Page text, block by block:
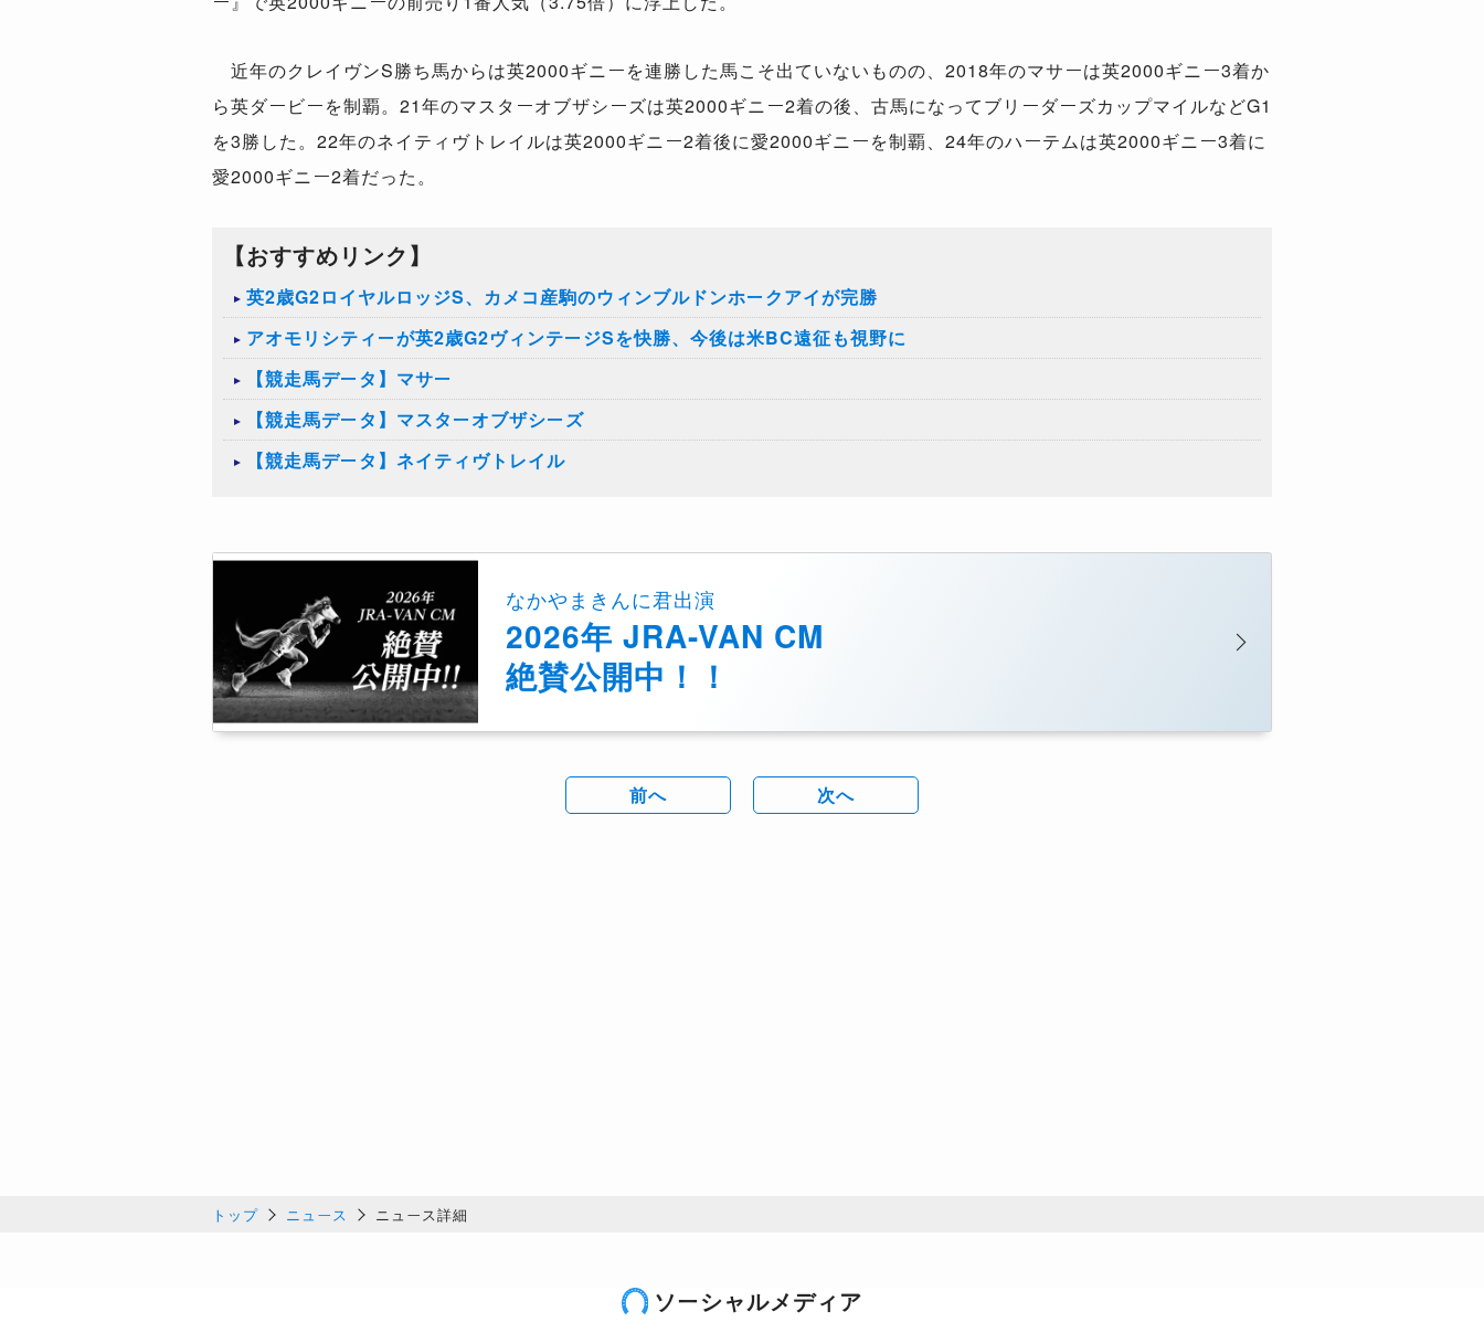
近年のクレイヴンS勝ち馬からは英2000ギニーを連勝した馬こそ出ていないものの、2018年のマサーは英2000ギニー3着か
ら英ダービーを制覇。21年のマスターオブザシーズは英2000ギニー2着の後、古馬になってブリーダーズカップマイルなどG1
を3勝した。22年のネイティヴトレイルは英2000ギニー2着後に愛2000ギニーを制覇、24年のハーテムは英2000ギニー3着に
愛2000ギニー2着だった。
【おすすめリンク】
英2歳G2ロイヤルロッジS、カメコ産駒のウィンブルドンホークアイが完勝
アオモリシティーが英2歳G2ヴィンテージSを快勝、今後は米BC遠征も視野に
【競走馬データ】マサー
【競走馬データ】マスターオブザシーズ
【競走馬データ】ネイティヴトレイル
なかやまきんに君出演
2026年 JRA-VAN CM
絶賛公開中！！
前へ 次へ
トップ ニュース ニュース詳細
ソーシャルメディア